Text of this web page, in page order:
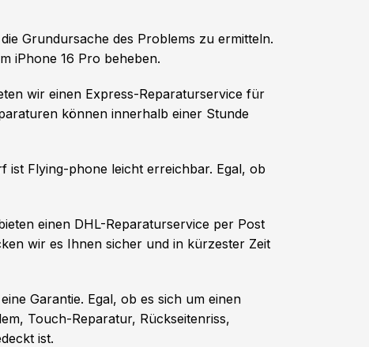
Grundursache des Problems zu ermitteln.
iPhone 16 Pro beheben.
wir einen Express-Reparaturservice für
können innerhalb einer Stunde
ist Flying-phone leicht erreichbar. Egal, ob
einen DHL-Reparaturservice per Post
wir es Ihnen sicher und in kürzester Zeit
Garantie. Egal, ob es sich um einen
Touch-Reparatur, Rückseitenriss,
ist.